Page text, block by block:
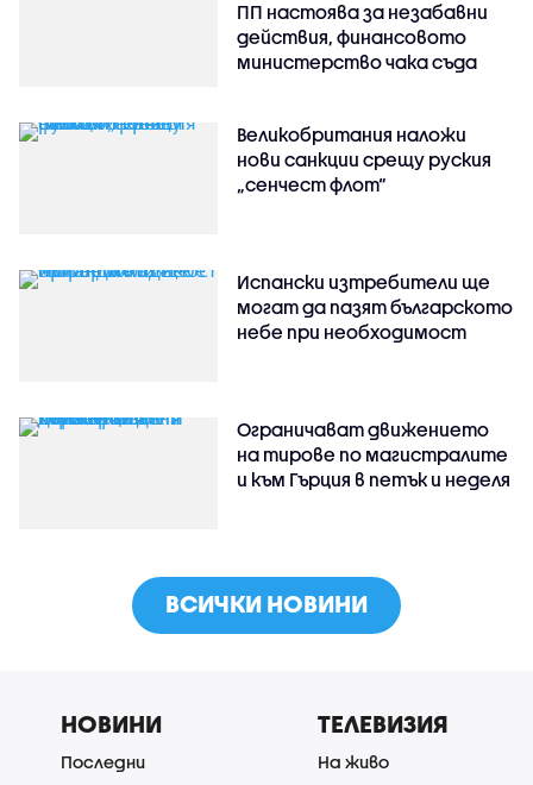
ПП настоява за незабавни
действия, финансовото
министерство чака съда
Великобритания наложи
нови санкции срещу руския
„сенчест флот“
Испански изтребители ще
могат да пазят българското
небе при необходимост
Ограничават движението
на тирове по магистралите
и към Гърция в петък и неделя
ВСИЧКИ НОВИНИ
НОВИНИ
Последни
ТЕЛЕВИЗИЯ
На живо